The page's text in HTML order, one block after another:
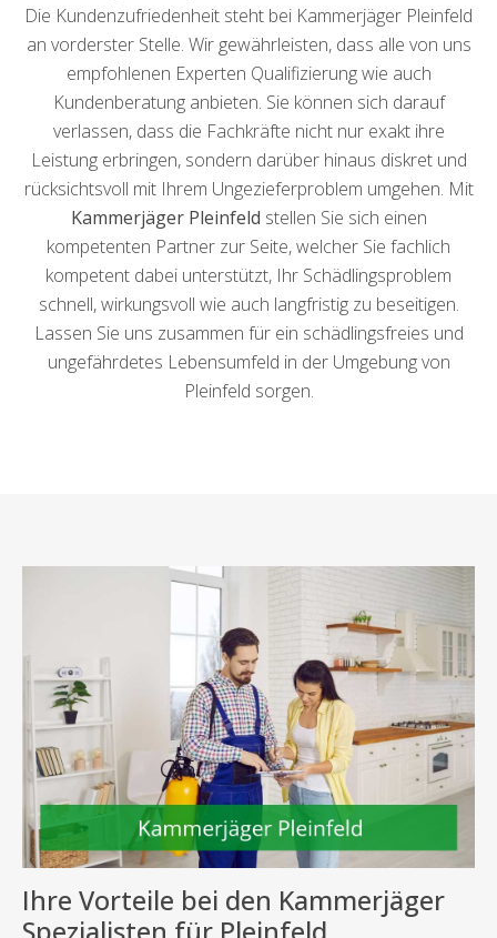
Die Kundenzufriedenheit steht bei Kammerjäger Pleinfeld
an vorderster Stelle. Wir gewährleisten, dass alle von uns
empfohlenen Experten Qualifizierung wie auch
Kundenberatung anbieten. Sie können sich darauf
verlassen, dass die Fachkräfte nicht nur exakt ihre
Leistung erbringen, sondern darüber hinaus diskret und
rücksichtsvoll mit Ihrem Ungezieferproblem umgehen. Mit
Kammerjäger Pleinfeld stellen Sie sich einen
kompetenten Partner zur Seite, welcher Sie fachlich
kompetent dabei unterstützt, Ihr Schädlingsproblem
schnell, wirkungsvoll wie auch langfristig zu beseitigen.
Lassen Sie uns zusammen für ein schädlingsfreies und
ungefährdetes Lebensumfeld in der Umgebung von
Pleinfeld sorgen.
Ihre Vorteile bei den Kammerjäger